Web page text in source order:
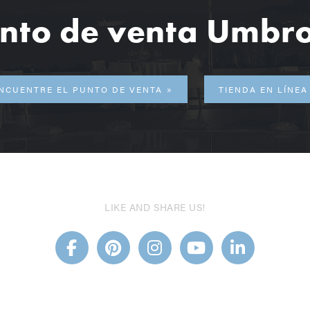
de venta
EL PUNTO DE VENTA TIENDA EN LÍNEA
LIKE AND SHARE US!